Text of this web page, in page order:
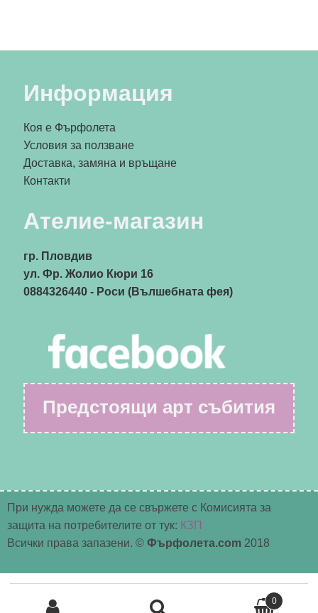
Информация
Коя е Фърфолета
Условия за ползване
Доставка, замяна и връщане
Контакти
Ателие-магазин
гр. Пловдив
ул. Фр. Жолио Кюри 16
0884326440- Роси (Вълшебната фея)
Предстоящи арт събития
0
При нужда можете да се свържете с Комисията за
защита на потребителите от тук: КЗП
Всички права запазени. © Фърфолета.com 2018